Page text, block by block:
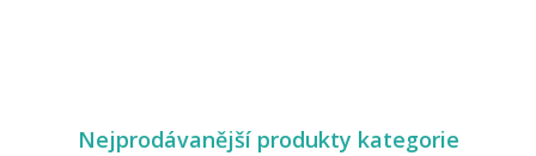
Nejprodávanější produkty kategorie